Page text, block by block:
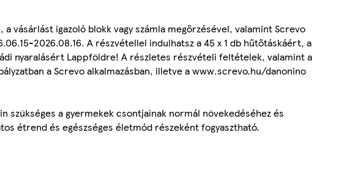
vásárlást igazoló blokk vagy számla megőrzésével, valamint Screvo
2026.08.16. A részvétellel indulhatsz a 45 x 1 db hűtőtáskáért, a
nyaralásért Lappföldre! A részletes részvételi feltételek, valamint a
a Screvo alkalmazásban, illetve a www.screvo.hu/danonino
szükséges a gyermekek csontjainak normál növekedéséhez és
étrend és egészséges életmód részeként fogyasztható.